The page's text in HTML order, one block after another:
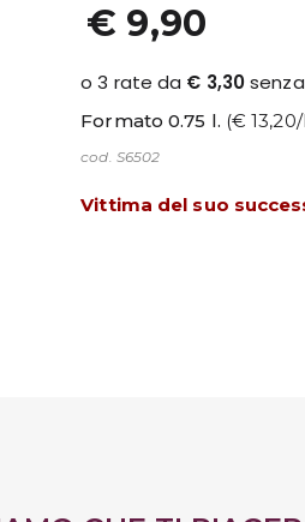
€ 9,90
Formato 0.75 l. (€
cod. S6502
Vittima del suo